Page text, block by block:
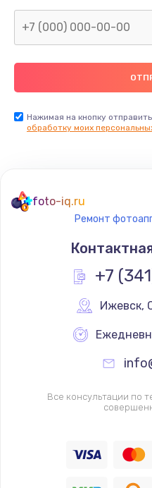
Ремонт
Ремонт
Нажимая на кнопку
обработку моих
foto-iq.ru
Ремонт
+7
Ижевск,
Все консультации по